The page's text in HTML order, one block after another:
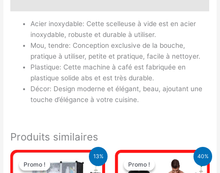
Acier inoxydable: Cette scelleuse à vide est en acier
inoxydable, robuste et durable à utiliser.
Mou, tendre: Conception exclusive de la bouche,
pratique à utiliser, petite et pratique, facile à nettoyer.
Plastique: Cette machine à café est fabriquée en
plastique solide abs et est très durable.
Décor: Design moderne et élégant, beau, ajoutant une
touche d’élégance à votre cuisine.
Produits similaires
13%
Promo !
Promo !
Le
prix
initial
Le
prix
actuel
40%
Promo !
Promo !
Le
prix
initial
Le
prix